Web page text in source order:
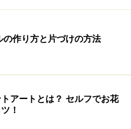
の作り方と片づけの方法
アートとは？ セルフでお花
！